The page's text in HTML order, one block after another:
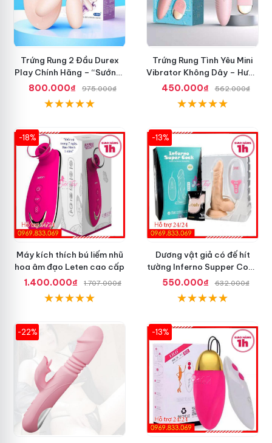
Trứng Rung 2 Đầu Durex
Play Chính Hãng – “Sướng”
Đã Đời
800.000₫ 975.000₫
Trứng Rung Tình Yêu Mini
Vibrator Không Dây – Hưng
Phấn Mọi Nơi
450.000₫ 562.000₫
-18%
Máy kích thích bú liếm nhũ
hoa âm đạo Leten cao cấp
1.400.000₫
1.707.000₫
-13%
Dương vật giả có đế hít
tường Inferno Supper Cock
rung coay 7 chế độ
550.000₫ 632.000₫
-22% -13%